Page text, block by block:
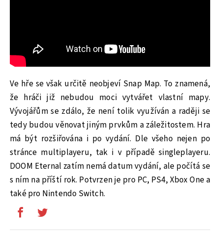
Ve hře se však určitě neobjeví Snap Map. To znamená,
že hráči již nebudou moci vytvářet vlastní mapy.
Vývojářům se zdálo, že není tolik využíván a raději se
tedy budou věnovat jiným prvkům a záležitostem. Hra
má být rozšiřována i po vydání. Dle všeho nejen po
stránce multiplayeru, tak i v případě singleplayeru.
DOOM Eternal zatím nemá datum vydání, ale počítá se
s ním na příští rok. Potvrzen je pro PC, PS4, Xbox One a
také pro Nintendo Switch.